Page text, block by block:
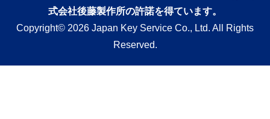
式会社後藤製作所の許諾を得ています。
Copyright© 2026 Japan Key Service Co., Ltd. All Rights
Reserved.